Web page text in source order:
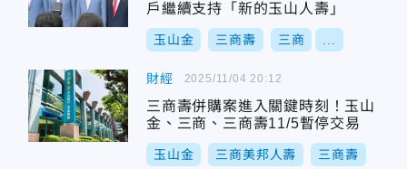
戶繼續支持「新的玉山人壽」
玉山金 三商壽 三商
財經
三商壽併購案進入關鍵時刻！玉山
金、三商、三商壽11/5暫停交易
玉山金 三商美邦人壽 三商壽
2025/11/04 20:12